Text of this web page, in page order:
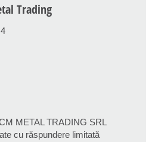
Trading
METAL TRADING SRL
cu răspundere limitată